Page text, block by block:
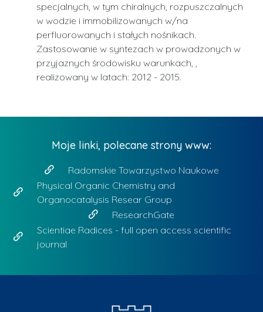
specjalnych, w tym chiralnych, rozpuszczalnych
w wodzie i immobilizowanych w/na
perfluorowanych i stałych nośnikach.
Zastosowanie w syntezach w prowadzonych w
przyjaznych środowisku warunkach, ,
realizowany w latach: 2012 - 2015.
Moje linki, polecane strony www:
Radomskie Towarzystwo Naukowe
Physical Organic Chemistry and
Organocatalysis Resear Group
ResearchGate
Scientiae Radices - full open access scientific
journal